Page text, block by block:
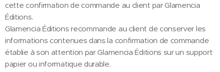
cette confirmation de commande au client par Glamencia
Éditions.
Glamencia Éditions recommande au client de conserver les
informations contenues dans la confirmation de commande
établie à son attention par Glamencia Éditions sur un support
papier ou informatique durable.